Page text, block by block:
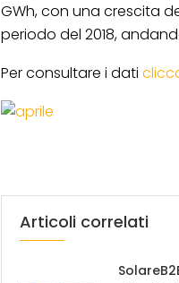
GWh, con una crescita
periodo del 2018,
Per consultare i dati
Articoli correlati